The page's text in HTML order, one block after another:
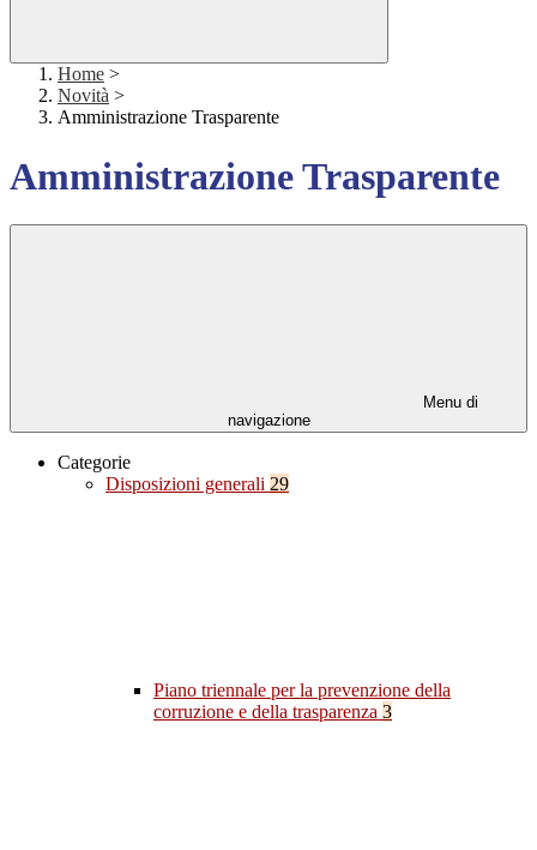
Home >
Novità >
Amministrazione Trasparente
Amministrazione Trasparente
Menu di
navigazione
Categorie
Disposizioni generali 29
Piano triennale per la prevenzione della
corruzione e della trasparenza 3